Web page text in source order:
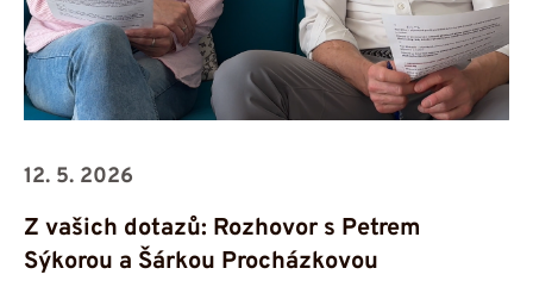
12. 5. 2026
Z vašich dotazů: Rozhovor s Petrem
Sýkorou a Šárkou Procházkovou